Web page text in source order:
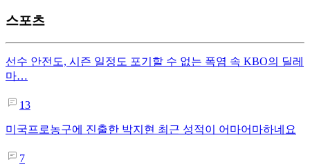
스포츠
선수 안전도, 시즌 일정도 포기할 수 없는 폭염 속 KBO의 딜레
마…
13
미국프로농구에 진출한 박지현 최근 성적이 어마어마하네요
7